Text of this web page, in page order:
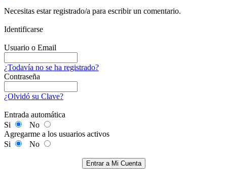
Necesitas estar registrado/a para escribir un comentario.
Identificarse
Usuario o Email
¿Todavía no se ha registrado?
Contraseña
¿Olvidó su Clave?
Entrada automática
Si
No
Agregarme a los usuarios activos
Si
No
Entrar a Mi Cuenta